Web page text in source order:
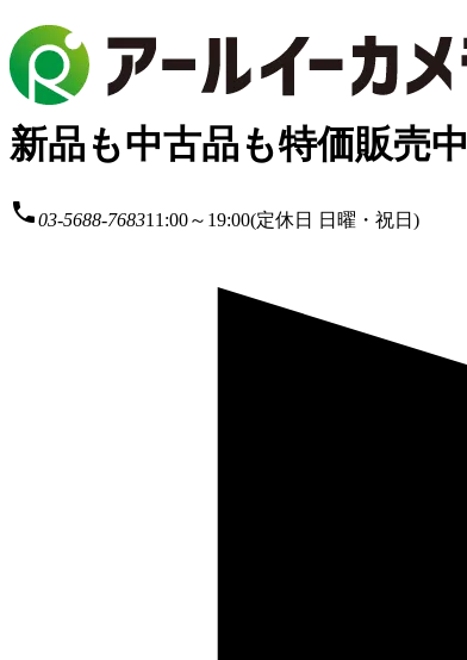
新品も中古品も特価販売中
local_phone03-5688-768311:00～19:00(定休日 日曜・祝日)